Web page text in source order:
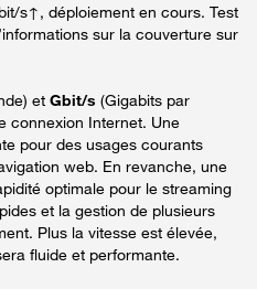
s↑, déploiement en cours. Test
sur la couverture sur
et Gbit/s (Gigabits par
connexion Internet. Une
pour des usages courants
web. En revanche, une
optimale pour le streaming
et la gestion de plusieurs
Plus la vitesse est élevée,
fluide et performante.